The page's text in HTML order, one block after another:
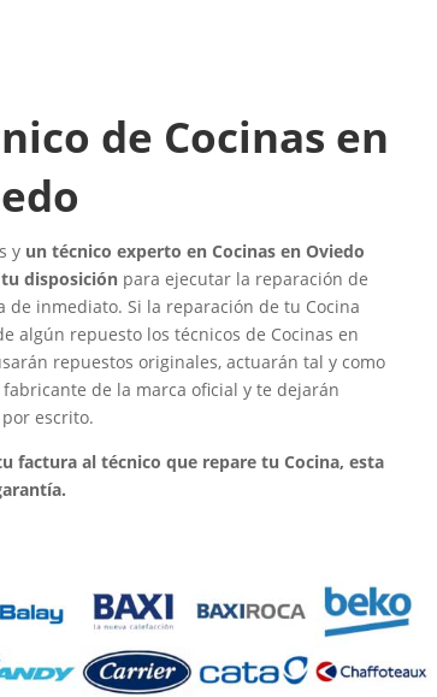
de Cocinas en
y un técnico experto en Cocinas en Oviedo
disposiciónpara ejecutar la reparación de
de inmediato. Si la reparación de tu Cocina
algún repuesto los técnicos de Cocinas en
repuestos originales, actuarán tal y como
de la marca oficial y te dejarán
escrito.
factura al técnico que repare tu Cocina, esta